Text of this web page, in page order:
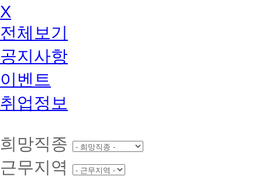
X
전체보기
공지사항
이벤트
취업정보
희망직종
근무지역